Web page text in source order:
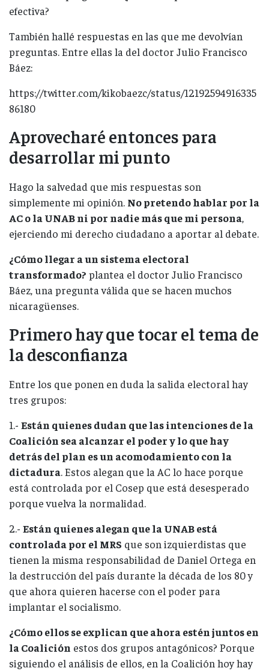
efectiva?
También hallé respuestas en las que me devolvían
preguntas. Entre ellas la del doctor Julio Francisco
Báez:
https://twitter.com/kikobaezc/status/12192594916335
86180
Aprovecharé entonces para
desarrollar mi punto
Hago la salvedad que mis respuestas son
simplemente mi opinión. No pretendo hablar por la
AC o la UNAB ni por nadie más que mi persona,
ejerciendo mi derecho ciudadano a aportar al debate.
¿Cómo llegar a un sistema electoral
transformado? plantea el doctor Julio Francisco
Báez, una pregunta válida que se hacen muchos
nicaragüenses.
Primero hay que tocar el tema de
la desconfianza
Entre los que ponen en duda la salida electoral hay
tres grupos:
1.- Están quienes dudan que las intenciones de la
Coalición sea alcanzar el poder y lo que hay
detrás del plan es un acomodamiento con la
dictadura. Estos alegan que la AC lo hace porque
está controlada por el Cosep que está desesperado
porque vuelva la normalidad.
2.- Están quienes alegan que la UNAB está
controlada por el MRS que son izquierdistas que
tienen la misma responsabilidad de Daniel Ortega en
la destrucción del país durante la década de los 80 y
que ahora quieren hacerse con el poder para
implantar el socialismo.
¿Cómo ellos se explican que ahora estén juntos en
la Coalición estos dos grupos antagónicos? Porque
siguiendo el análisis de ellos, en la Coalición hoy hay